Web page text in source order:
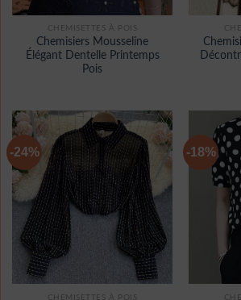
CHEMISETTES À POIS
Chemisiers Mousseline
Élégant Dentelle Printemps
Pois
-24%
CHEMISETTES À POIS
-18%